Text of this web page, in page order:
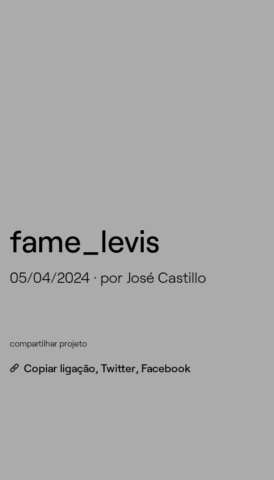
fame_levis
05/04/2024 · por José Castillo
compartilhar projeto
Copiar ligação, Twitter, Facebook